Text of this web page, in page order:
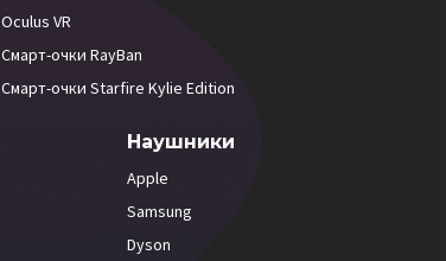
Oculus VR
Смарт-очки RayBan
Смарт-очки Starfire Kylie Edition
Наушники
Apple
Samsung
Dyson